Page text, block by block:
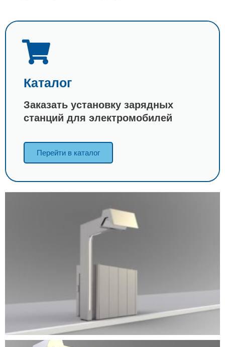
Каталог
Заказать установку зарядных
станций для электромобилей
Перейти в каталог